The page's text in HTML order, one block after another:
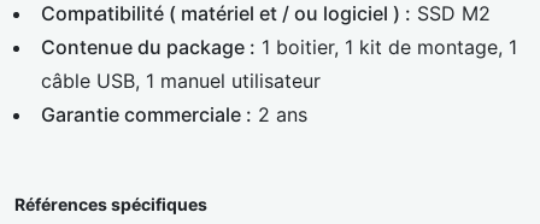
Compatibilité ( matériel et / ou logiciel ) : SSD M2
Contenue du package : 1 boitier, 1 kit de montage, 1
câble USB, 1 manuel utilisateur
Garantie commerciale : 2 ans
Références spécifiques